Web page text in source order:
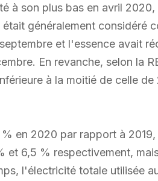
à son plus bas en avril 2020,
généralement considéré
et l'essence avait
En revanche, selon la
à la moitié de celle
en 2020 par rapport à
et 6,5 % respectivement,
l'électricité totale utilisée